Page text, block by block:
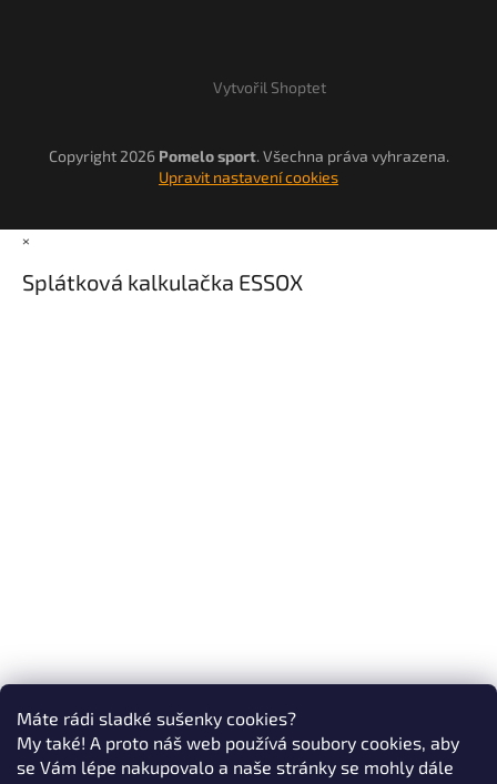
Máte rádi sladké sušenky cookies?
My také! A proto náš web používá soubory cookies, aby
se Vám lépe nakupovalo a naše stránky se mohly dále
Vytvořil Shoptet
Copyright 2026 Pomelo sport. Všechna práva vyhrazena.
Upravit nastavení cookies
×
Splátková kalkulačka ESSOX